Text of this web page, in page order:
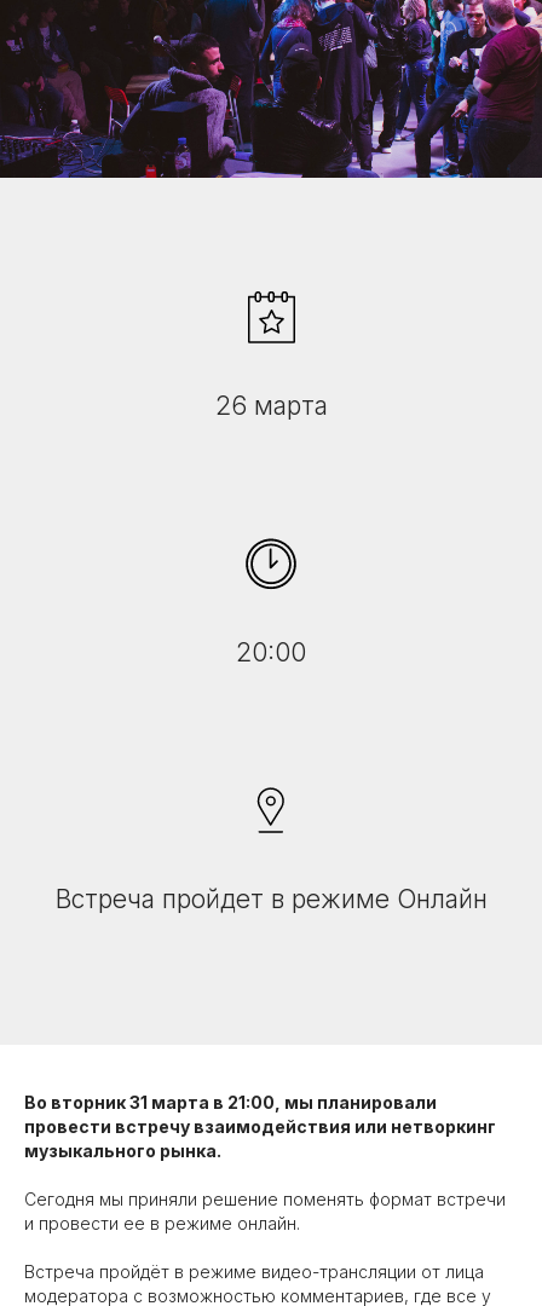
26 марта
20:00
Встреча пройдет в режиме Онлайн
Во вторник 31 марта в 21:00, мы планировали
провести встречу взаимодействия или нетворкинг
музыкального рынка.
Сегодня мы приняли решение поменять формат встречи
и провести ее в режиме онлайн.
Встреча пройдёт в режиме видео-трансляции от лица
модератора с возможностью комментариев, где все у